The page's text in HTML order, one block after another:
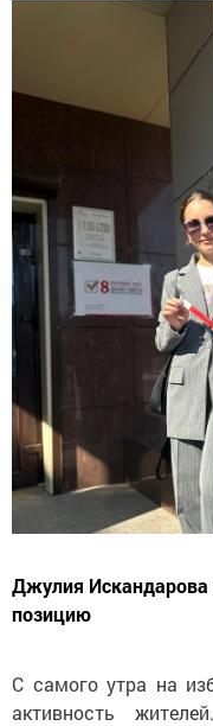
Джулия
позицию
С самого утра на
активность